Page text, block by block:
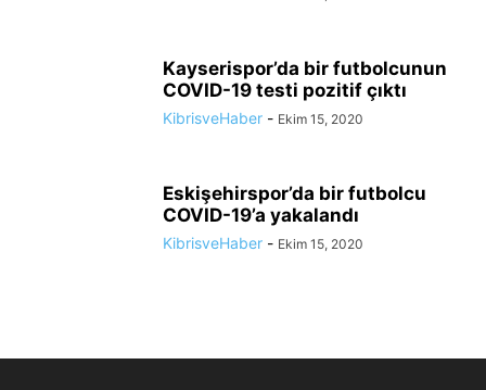
Kayserispor’da bir futbolcunun
COVID-19 testi pozitif çıktı
KibrisveHaber - Ekim 15, 2020
Eskişehirspor’da bir futbolcu
COVID-19’a yakalandı
KibrisveHaber - Ekim 15, 2020